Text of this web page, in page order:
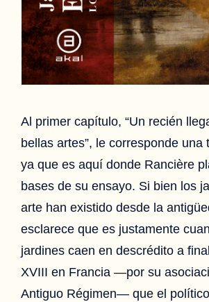
Al primer capítulo, “Un recién
bellas artes”, le corresponde una
ya que es aquí donde Rancière
bases de su ensayo. Si bien los
arte han existido desde la
esclarece que es justamente
jardines caen en descrédito a
XVIII en Francia —por su
Antiguo Régimen— que el